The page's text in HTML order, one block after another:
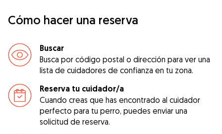
Cómo hacer una reserva
Buscar
Busca por código postal o dirección para ver una
lista de cuidadores de confianza en tu zona.
Reserva tu cuidador/a
Cuando creas que has encontrado al cuidador
perfecto para tu perro, puedes enviar una
solicitud de reserva.